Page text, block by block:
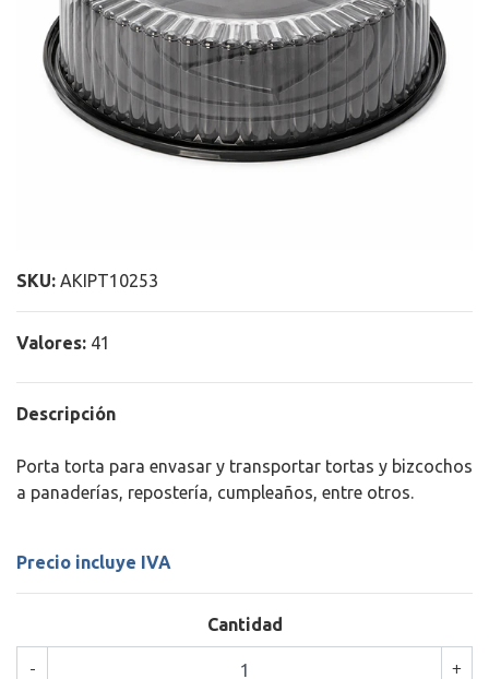
SKU: AKIPT10253
Valores: 41
Descripción
Porta torta para envasar y transportar tortas y bizcochos
a panaderías, repostería, cumpleaños, entre otros.
Precio incluye IVA
Cantidad
+
-